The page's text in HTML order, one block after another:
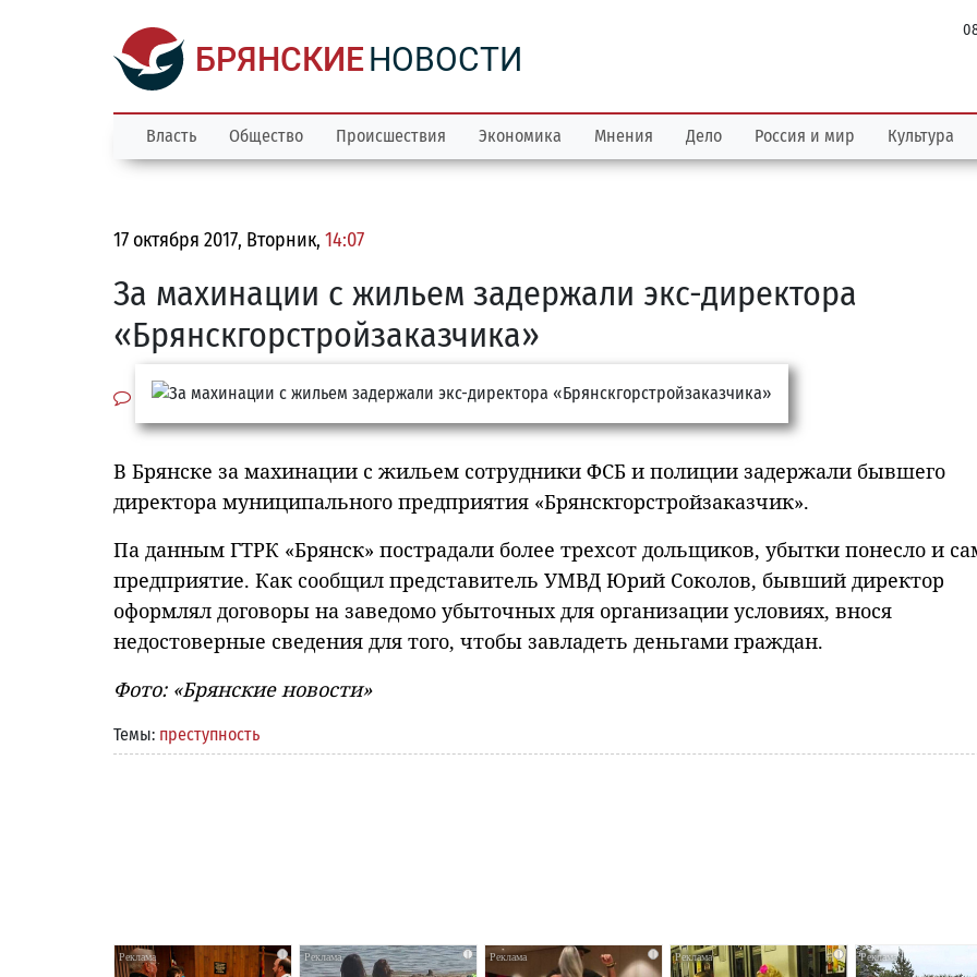
БРЯНСКИЕНОВОСТИ
Власть Общество Происшествия Экономика Мнения Дело Россия и мир Культура
17 октября 2017, Вторник, 14:07
За махинации с жильем задержали экс-директора
«Брянскгорстройзаказчика»
В Брянске за махинации с жильем сотрудники ФСБ и полиции задержали бывшего
директора муниципального предприятия «Брянскгорстройзаказчик».
Па данным ГТРК «Брянск» пострадали более трехсот дольщиков, убытки понесло и
предприятие. Как сообщил представитель УМВД Юрий Соколов, бывший директор
оформлял договоры на заведомо убыточных для организации условиях, внося
недостоверные сведения для того, чтобы завладеть деньгами граждан.
Фото: «Брянские новости»
Темы: преступность
i i i i